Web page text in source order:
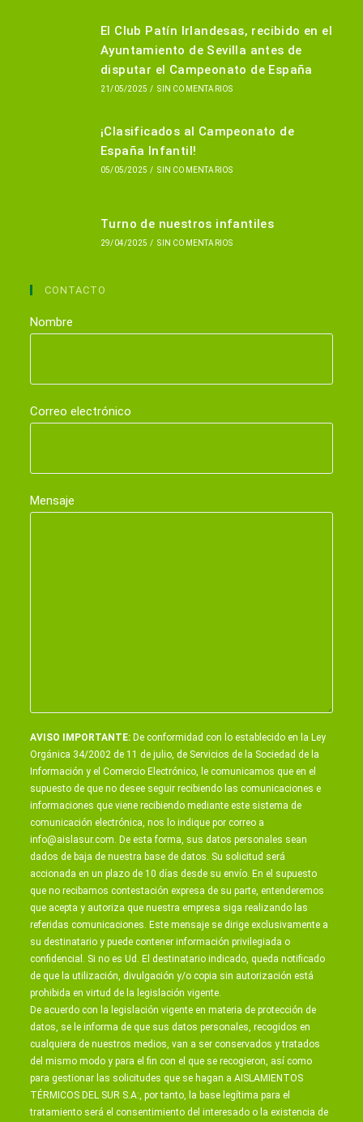
El Club Patín Irlandesas, recibido en el
Ayuntamiento de Sevilla antes de
disputar el Campeonato de España
21/05/2025 / SIN COMENTARIOS
¡Clasificados al Campeonato de
España Infantil!
05/05/2025 / SIN COMENTARIOS
Turno de nuestros infantiles
29/04/2025 / SIN COMENTARIOS
CONTACTO
Nombre
Correo electrónico
Mensaje
AVISO IMPORTANTE: De conformidad con lo establecido en la Ley
Orgánica 34/2002 de 11 de julio, de Servicios de la Sociedad de la
Información y el Comercio Electrónico, le comunicamos que en el
supuesto de que no desee seguir recibiendo las comunicaciones e
informaciones que viene recibiendo mediante este sistema de
comunicación electrónica, nos lo indique por correo a
info@aislasur.com. De esta forma, sus datos personales sean
dados de baja de nuestra base de datos. Su solicitud será
accionada en un plazo de 10 días desde su envío. En el supuesto
que no recibamos contestación expresa de su parte, entenderemos
que acepta y autoriza que nuestra empresa siga realizando las
referidas comunicaciones. Este mensaje se dirige exclusivamente a
su destinatario y puede contener información privilegiada o
confidencial. Si no es Ud. El destinatario indicado, queda notificado
de que la utilización, divulgación y/o copia sin autorización está
prohibida en virtud de la legislación vigente.
De acuerdo con la legislación vigente en materia de protección de
datos, se le informa de que sus datos personales, recogidos en
cualquiera de nuestros medios, van a ser conservados y tratados
del mismo modo y para el fin con el que se recogieron, así como
para gestionar las solicitudes que se hagan a AISLAMIENTOS
TÉRMICOS DEL SUR S.A:, por tanto, la base legítima para el
tratamiento será el consentimiento del interesado o la existencia de